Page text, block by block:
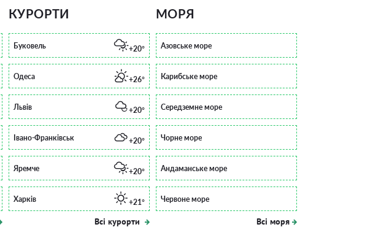
КУРОРТИ
Буковель +20°
Одеса +26°
Львів +20°
Івано-Франківськ +20°
Яремче +20°
Харків +21°
Всі курорти
МОРЯ
Азовське море
Карибське море
Середземне море
Чорне море
Андаманське море
Червоне море
Всі моря